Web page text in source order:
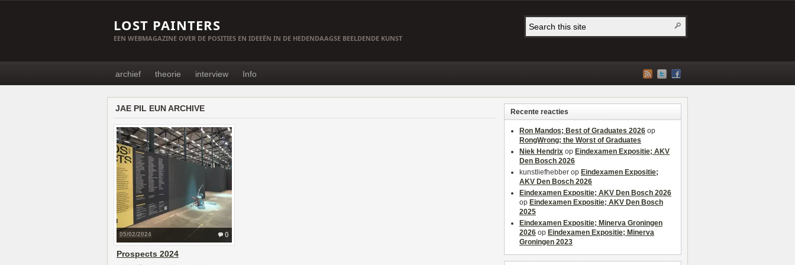
LOST PAINTERS
EEN WEBMAGAZINE OVER DE POSITIES EN IDEEËN IN DE HEDENDAAGSE BEELDENDE KUNST
archief theorie interview Info
JAE PIL EUN ARCHIVE
0
05/02/2024
Prospects 2024
Recente reacties
Ron Mandos; Best of Graduates 2026 op
RongWrong; the Worst of Graduates
Niek Hendrix op Eindexamen Expositie; AKV
Den Bosch 2026
kunstliefhebber op Eindexamen Expositie;
AKV Den Bosch 2026
Eindexamen Expositie; AKV Den Bosch 2026
op Eindexamen Expositie; AKV Den Bosch
2025
Eindexamen Expositie; Minerva Groningen
2026 op Eindexamen Expositie; Minerva
Groningen 2023